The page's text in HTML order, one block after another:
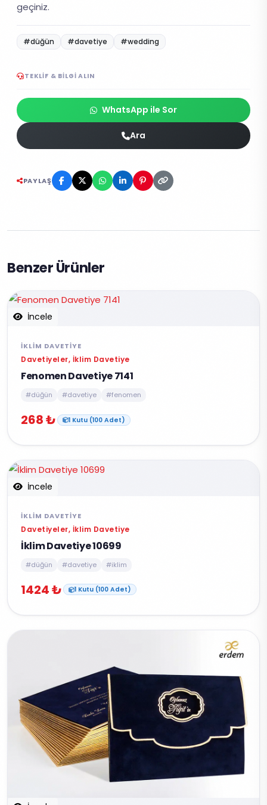
geçiniz.
#düğün #davetiye #wedding
TEKLIF & BILGI ALIN
WhatsApp ile Sor
Ara
PAYLAŞ
Benzer Ürünler
İncele
İKLIM DAVETIYE
Davetiyeler, İklim Davetiye
Fenomen Davetiye 7141
#düğün #davetiye #fenomen
268 ₺ 1 Kutu (100 Adet)
İncele
İKLIM DAVETIYE
Davetiyeler, İklim Davetiye
İklim Davetiye 10699
#düğün #davetiye #iklim
1424 ₺ 1 Kutu (100 Adet)